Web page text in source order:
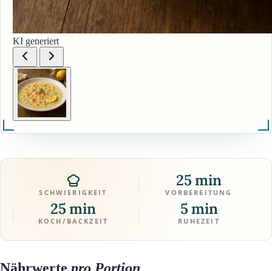
KI generiert
SCHWIERIGKEIT
25 min
VORBEREITUNG
25 min
KOCH/BACKZEIT
5 min
RUHEZEIT